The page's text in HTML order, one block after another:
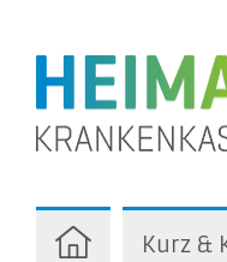
Kurz &